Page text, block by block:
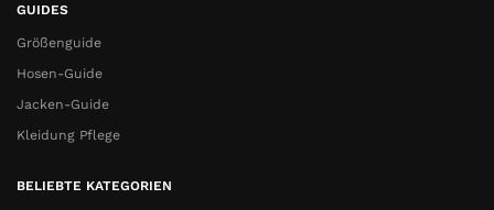
GUIDES
Größenguide
Hosen-Guide
Jacken-Guide
Kleidung Pflege
BELIEBTE KATEGORIEN